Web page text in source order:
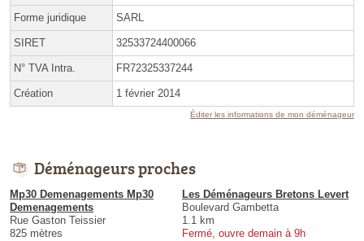
Forme juridique SARL
SIRET 32533724400066
N° TVA Intra. FR72325337244
Création 1 février 2014
Éditer les informations de mon déménageur
Déménageurs proches
Mp30 Demenagements Mp30
Demenagements
Rue Gaston Teissier
825 mètres
Les Déménageurs Bretons Levert
Boulevard Gambetta
1.1 km
Fermé, ouvre demain à 9h